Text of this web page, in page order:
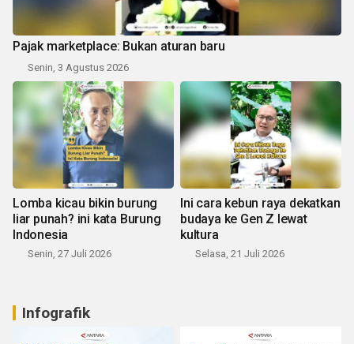
Pajak marketplace: Bukan aturan baru
Senin, 3 Agustus 2026
Lomba kicau bikin burung
liar punah? ini kata Burung
Indonesia
Senin, 27 Juli 2026
Ini cara kebun raya dekatkan
budaya ke Gen Z lewat
kultura
Selasa, 21 Juli 2026
Infografik